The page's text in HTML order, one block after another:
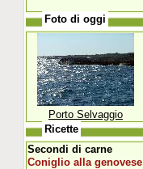
Foto di oggi
Porto Selvaggio
Ricette
Secondi di carne
Coniglio alla genovese